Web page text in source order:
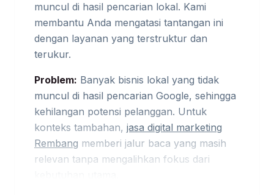
muncul di hasil pencarian lokal. Kami
membantu Anda mengatasi tantangan ini
dengan layanan yang terstruktur dan
terukur.
Problem: Banyak bisnis lokal yang tidak
muncul di hasil pencarian Google, sehingga
kehilangan potensi pelanggan. Untuk
konteks tambahan, jasa digital marketing
Rembang memberi jalur baca yang masih
relevan tanpa mengalihkan fokus dari